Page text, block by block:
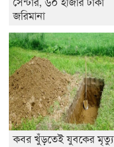
জরিমানা
কবর খুঁড়তেই যুবকের মৃত্যু